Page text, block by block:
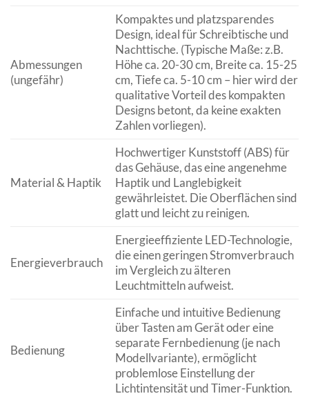
Abmessungen
(ungefähr)
Kompaktes und platzsparendes
Design, ideal für Schreibtische und
Nachttische. (Typische Maße: z.B.
Höhe ca. 20-30 cm, Breite ca. 15-25
cm, Tiefe ca. 5-10 cm – hier wird der
qualitative Vorteil des kompakten
Designs betont, da keine exakten
Zahlen vorliegen).
Material & Haptik
Hochwertiger Kunststoff (ABS) für
das Gehäuse, das eine angenehme
Haptik und Langlebigkeit
gewährleistet. Die Oberflächen sind
glatt und leicht zu reinigen.
Energieverbrauch
Energieeffiziente LED-Technologie,
die einen geringen Stromverbrauch
im Vergleich zu älteren
Leuchtmitteln aufweist.
Bedienung
Einfache und intuitive Bedienung
über Tasten am Gerät oder eine
separate Fernbedienung (je nach
Modellvariante), ermöglicht
problemlose Einstellung der
Lichtintensität und Timer-Funktion.